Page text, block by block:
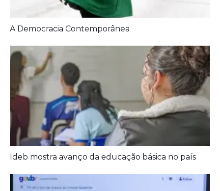
A Democracia Contemporânea
Ideb mostra avanço da educação básica no país